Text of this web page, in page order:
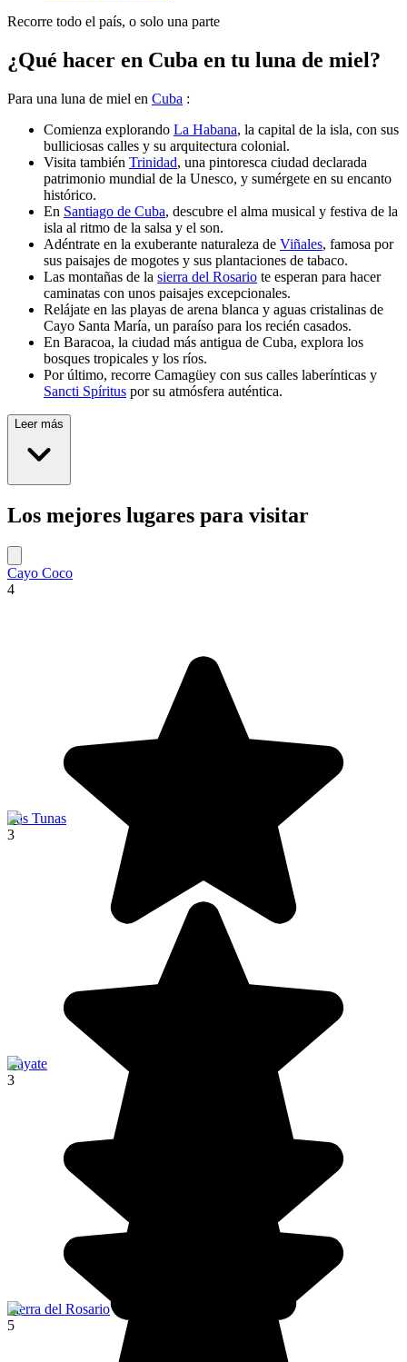
Recorre todo el país, o solo una parte
¿Qué hacer en Cuba en tu luna de miel?
Para una luna de miel en Cuba :
Comienza explorando La Habana, la capital de la isla, con sus
bulliciosas calles y su arquitectura colonial.
Visita también Trinidad, una pintoresca ciudad declarada
patrimonio mundial de la Unesco, y sumérgete en su encanto
histórico.
En Santiago de Cuba, descubre el alma musical y festiva de la
isla al ritmo de la salsa y el son.
Adéntrate en la exuberante naturaleza de Viñales, famosa por
sus paisajes de mogotes y sus plantaciones de tabaco.
Las montañas de la sierra del Rosario te esperan para hacer
caminatas con unos paisajes excepcionales.
Relájate en las playas de arena blanca y aguas cristalinas de
Cayo Santa María, un paraíso para los recién casados.
En Baracoa, la ciudad más antigua de Cuba, explora los
bosques tropicales y los ríos.
Por último, recorre Camagüey con sus calles laberínticas y
Sancti Spíritus por su atmósfera auténtica.
Leer más
Los mejores lugares para visitar
Cayo Coco
4
Las Tunas
3
Bayate
3
Sierra del Rosario
5